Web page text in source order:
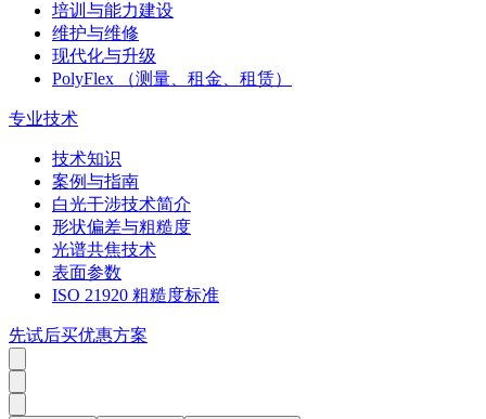
培训与能力建设
维护与维修
现代化与升级
PolyFlex （测量、租金、租赁）
专业技术
技术知识
案例与指南
白光干涉技术简介
形状偏差与粗糙度
光谱共焦技术
表面参数
ISO 21920 粗糙度标准
先试后买优惠方案